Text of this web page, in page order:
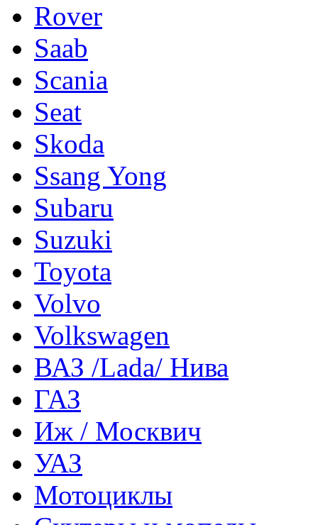
Rover
Saab
Scania
Seat
Skoda
Ssang Yong
Subaru
Suzuki
Toyota
Volvo
Volkswagen
ВАЗ /Lada/ Нива
ГАЗ
Иж / Москвич
УАЗ
Мотоциклы